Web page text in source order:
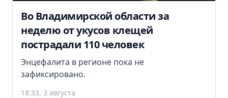
Во Владимирской области за
неделю от укусов клещей
пострадали 110 человек
Энцефалита в регионе пока не
зафиксировано.
18:33, 3 августа